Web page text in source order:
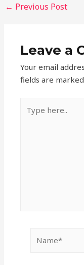
← Previous Post
Leave a
Your email
fields are
here..